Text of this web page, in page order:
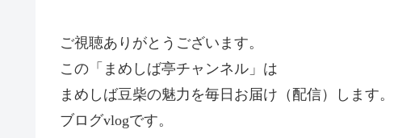
ご視聴ありがとうございます。
この「まめしば亭チャンネル」は
まめしば豆柴の魅力を毎日お届け（配信）します。
ブログvlogです。